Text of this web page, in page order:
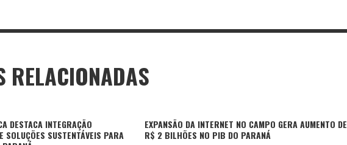
RELACIONADAS
DESTACA INTEGRAÇÃO
SOLUÇÕES SUSTENTÁVEIS PARA
EXPANSÃO DA INTERNET NO CAMPO GERA AUMENTO DE
R$ 2 BILHÕES NO PIB DO PARANÁ